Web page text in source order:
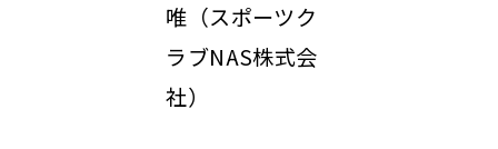
唯（スポーツク
ラブNAS株式会
社）